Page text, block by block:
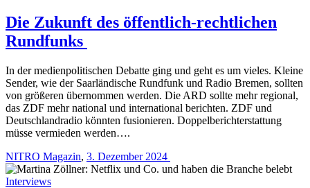
Die Zukunft des öffentlich-rechtlichen
Rundfunks
In der medienpolitischen Debatte ging und geht es um vieles. Kleine
Sender, wie der Saarländische Rundfunk und Radio Bremen, sollten
von größeren übernommen werden. Die ARD sollte mehr regional,
das ZDF mehr national und international berichten. ZDF und
Deutschlandradio könnten fusionieren. Doppelberichterstattung
müsse vermieden werden….
NITRO Magazin, 3. Dezember 2024
Interviews